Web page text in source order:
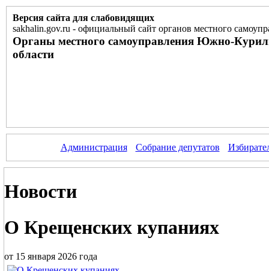
Версия сайта для слабовидящих
sakhalin.gov.ru - официальный сайт органов местного
Органы местного самоуправления Южно-
области
Администрация Собрание депутатов
Новости
О Крещенских купаниях
от 15 января 2026 года